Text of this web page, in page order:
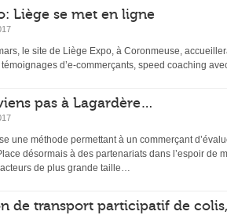
Liège se met en ligne
le site de Liège Expo, à Coronmeuse,
d’e-commerçants, speed coaching
pas à Lagardère…
une méthode permettant à un commerçant
désormais à des partenariats dans l’espoir
de plus grande taille…
de transport participatif de